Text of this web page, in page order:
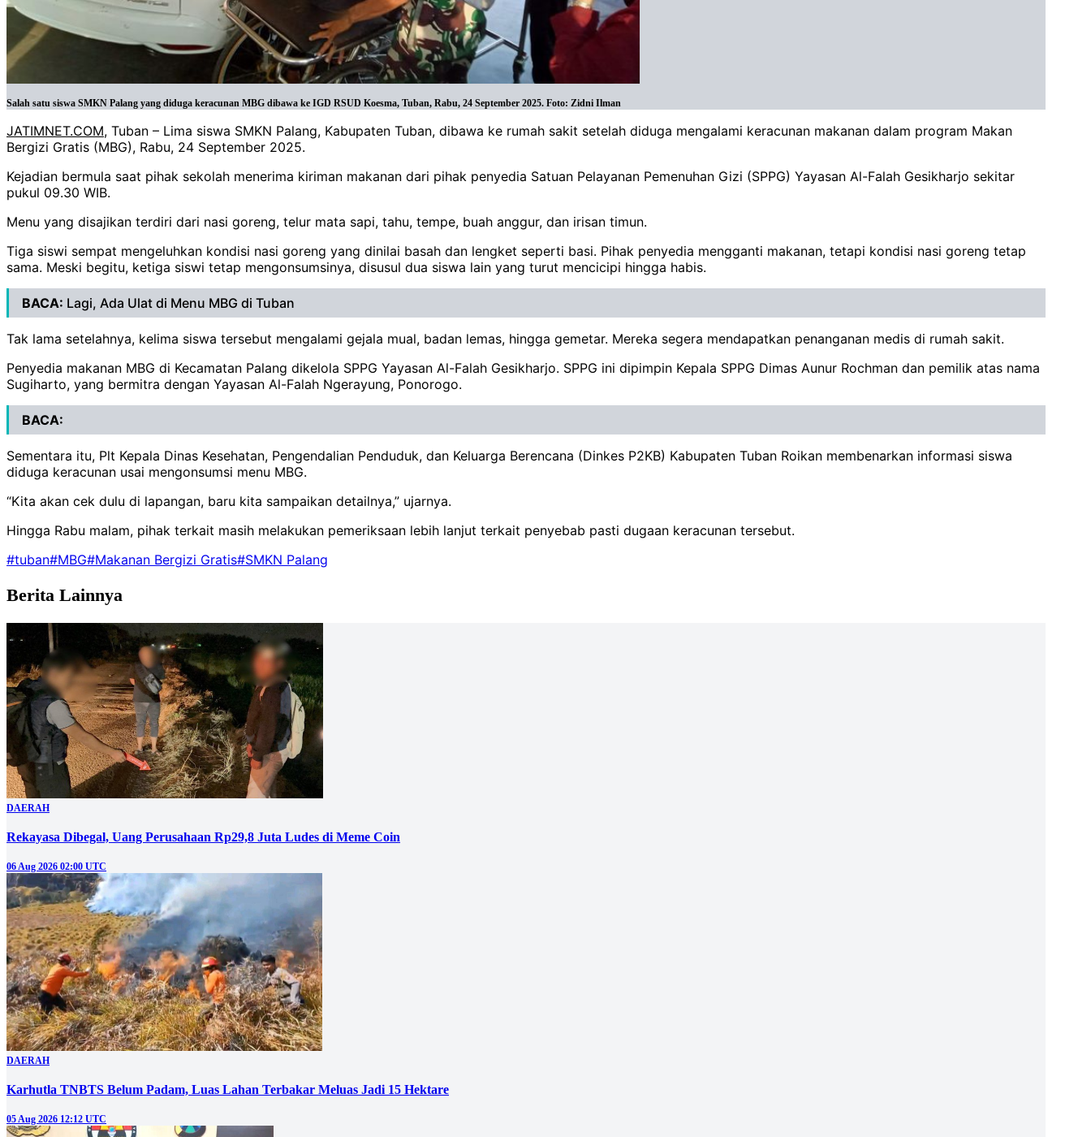
Salah satu siswa SMKN Palang yang diduga keracunan MBG dibawa ke IGD RSUD Koesma, Tuban, Rabu, 24 September 2025. Foto: Zidni Ilman
JATIMNET.COM, Tuban – Lima siswa SMKN Palang, Kabupaten Tuban, dibawa ke rumah sakit setelah diduga mengalami keracunan makanan dalam program Makan
Bergizi Gratis (MBG), Rabu, 24 September 2025.
Kejadian bermula saat pihak sekolah menerima kiriman makanan dari pihak penyedia Satuan Pelayanan Pemenuhan Gizi (SPPG) Yayasan Al-Falah Gesikharjo sekitar
pukul 09.30 WIB.
Menu yang disajikan terdiri dari nasi goreng, telur mata sapi, tahu, tempe, buah anggur, dan irisan timun.
Tiga siswi sempat mengeluhkan kondisi nasi goreng yang dinilai basah dan lengket seperti basi. Pihak penyedia mengganti makanan, tetapi kondisi nasi goreng tetap
sama. Meski begitu, ketiga siswi tetap mengonsumsinya, disusul dua siswa lain yang turut mencicipi hingga habis.
BACA: Lagi, Ada Ulat di Menu MBG di Tuban
Tak lama setelahnya, kelima siswa tersebut mengalami gejala mual, badan lemas, hingga gemetar. Mereka segera mendapatkan penanganan medis di rumah sakit.
Penyedia makanan MBG di Kecamatan Palang dikelola SPPG Yayasan Al-Falah Gesikharjo. SPPG ini dipimpin Kepala SPPG Dimas Aunur Rochman dan pemilik atas nama
Sugiharto, yang bermitra dengan Yayasan Al-Falah Ngerayung, Ponorogo.
BACA:
Sementara itu, Plt Kepala Dinas Kesehatan, Pengendalian Penduduk, dan Keluarga Berencana (Dinkes P2KB) Kabupaten Tuban Roikan membenarkan informasi siswa
diduga keracunan usai mengonsumsi menu MBG.
“Kita akan cek dulu di lapangan, baru kita sampaikan detailnya,” ujarnya.
Hingga Rabu malam, pihak terkait masih melakukan pemeriksaan lebih lanjut terkait penyebab pasti dugaan keracunan tersebut.
#tuban#MBG#Makanan Bergizi Gratis#SMKN Palang
Berita Lainnya
DAERAH
Rekayasa Dibegal, Uang Perusahaan Rp29,8 Juta Ludes di Meme Coin
06 Aug 2026 02:00 UTC
DAERAH
Karhutla TNBTS Belum Padam, Luas Lahan Terbakar Meluas Jadi 15 Hektare
05 Aug 2026 12:12 UTC